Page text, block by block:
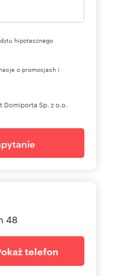
hipotecznego
o promocjach i
Domiporta Sp. z o.o.
48
telefon